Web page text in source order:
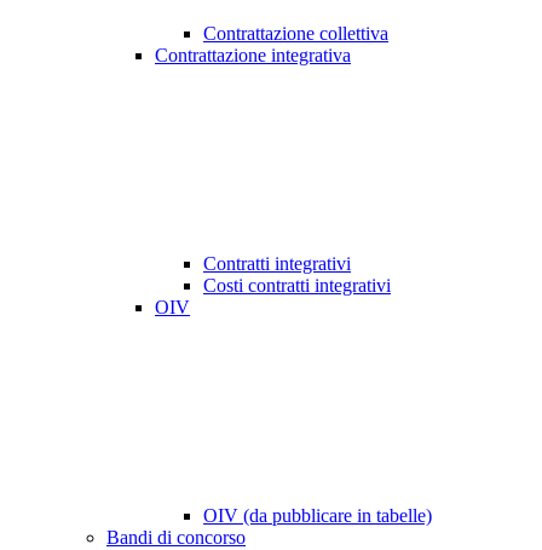
Contrattazione collettiva
Contrattazione integrativa
Contratti integrativi
Costi contratti integrativi
OIV
OIV (da pubblicare in tabelle)
Bandi di concorso